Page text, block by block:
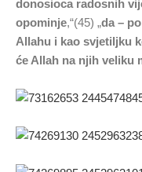
donosioca radosnih
opominje,“(45) „da –
Allahu i kao svjetiljku
će Allah na njih veliku